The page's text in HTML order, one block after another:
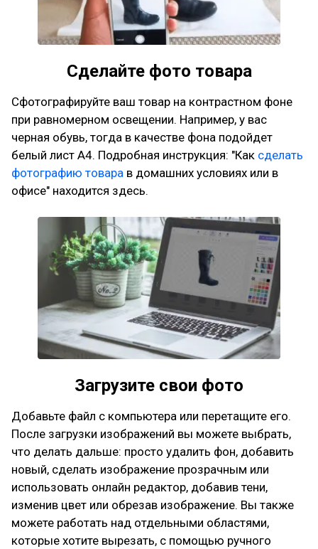
Сделайте фото товара
Сфотографируйте ваш товар на контрастном фоне
при равномерном освещении. Например, у вас
черная обувь, тогда в качестве фона подойдет
белый лист А4. Подробная инструкция: "Как сделать
фотографию товара в домашних условиях или в
офисе" находится здесь.
Загрузите свои фото
Добавьте файл с компьютера или перетащите его.
После загрузки изображений вы можете выбрать,
что делать дальше: просто удалить фон, добавить
новый, сделать изображение прозрачным или
использовать онлайн редактор, добавив тени,
изменив цвет или обрезав изображение. Вы также
можете работать над отдельными областями,
которые хотите вырезать, с помощью ручного